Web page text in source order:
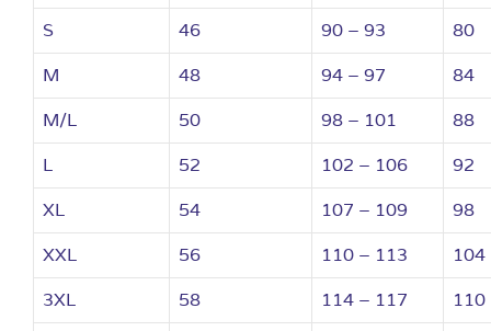
S
46 90 – 93
80
M
48 94 – 97
84
M/L
50 98 – 101
88
L
52 102 – 106
92
XL
54 107 – 109
98
XXL
56 110 – 113
104
3XL
58 114 – 117
110